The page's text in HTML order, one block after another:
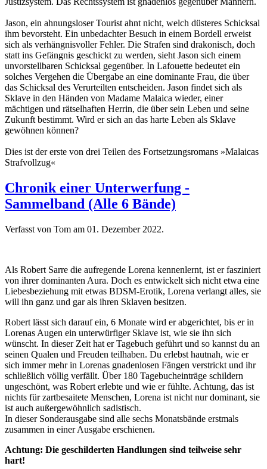
Jason, ein ahnungsloser Tourist ahnt nicht, welch düsteres Schicksal
ihm bevorsteht. Ein unbedachter Besuch in einem Bordell erweist
sich als verhängnisvoller Fehler. Die Strafen sind drakonisch, doch
statt ins Gefängnis geschickt zu werden, sieht Jason sich einem
unvorstellbaren Schicksal gegenüber. In Lafouette bedeutet ein
solches Vergehen die Übergabe an eine dominante Frau, die über
das Schicksal des Verurteilten entscheiden. Jason findet sich als
Sklave in den Händen von Madame Malaica wieder, einer
mächtigen und rätselhaften Herrin, die über sein Leben und seine
Zukunft bestimmt. Wird er sich an das harte Leben als Sklave
gewöhnen können?
Dies ist der erste von drei Teilen des Fortsetzungsromans »Malaicas
Strafvollzug«
Chronik einer Unterwerfung -
Sammelband (Alle 6 Bände)
Verfasst von Tom am 01. Dezember 2022.
Als Robert Sarre die aufregende Lorena kennenlernt, ist er fasziniert
von ihrer dominanten Aura. Doch es entwickelt sich nicht etwa eine
Liebesbeziehung mit etwas BDSM-Erotik, Lorena verlangt alles, sie
will ihn ganz und gar als ihren Sklaven besitzen.
Robert lässt sich darauf ein, 6 Monate wird er abgerichtet, bis er in
Lorenas Augen ein unterwürfiger Sklave ist, wie sie ihn sich
wünscht. In dieser Zeit hat er Tagebuch geführt und so kannst du an
seinen Qualen und Freuden teilhaben. Du erlebst hautnah, wie er
sich immer mehr in Lorenas gnadenlosen Fängen verstrickt und ihr
schließlich völlig verfällt. Über 180 Tagebucheinträge schildern
ungeschönt, was Robert erlebte und wie er fühlte. Achtung, das ist
nichts für zartbesaitete Menschen, Lorena ist nicht nur dominant, sie
ist auch außergewöhnlich sadistisch.
In dieser Sonderausgabe sind alle sechs Monatsbände erstmals
zusammen in einer Ausgabe erschienen.
Achtung: Die geschilderten Handlungen sind teilweise sehr
hart!